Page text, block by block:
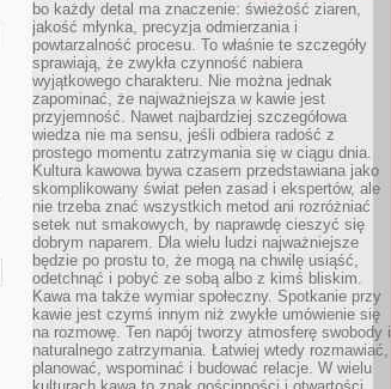
bo każdy detal ma znaczenie: świeżość ziaren,
jakość młynka, precyzja odmierzania i
powtarzalność procesu. To właśnie te szczegóły
sprawiają, że zwykła czynność nabiera
wyjątkowego charakteru. Nie można jednak
zapominać, że najważniejsza w kawie jest
przyjemność. Nawet najbardziej szczegółowa
wiedza nie ma sensu, jeśli odbiera radość z
prostego momentu zatrzymania się w ciągu dnia.
Kultura kawowa bywa czasem przedstawiana jako
skomplikowany świat pełen zasad i ekspertów, ale
nie trzeba znać wszystkich metod ani rozróżniać
setek nut smakowych, by naprawdę cieszyć się
dobrym naparem. Dla wielu ludzi najważniejsze
będzie po prostu to, że mogą na chwilę usiąść,
odetchnąć i pobyć ze sobą albo z kimś bliskim.
Kawa ma także wymiar społeczny. Spotkanie przy
kawie jest czymś innym niż zwykłe umówienie się
na rozmowę. Ten napój tworzy atmosferę swobody i
naturalnego zatrzymania. Łatwiej wtedy rozmawiać,
planować, wspominać i budować relacje. W wielu